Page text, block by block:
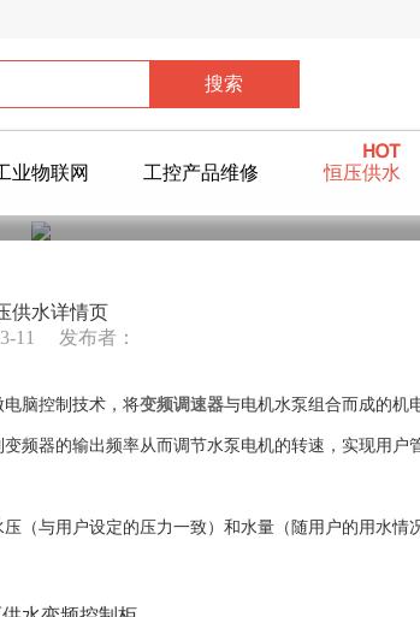
业物联网 工控产品维修 恒压供水
供水详情页
11
发布者：
脑控制技术，将变频调速器与电机水泵组合而成的机
器的输出频率从而调节水泵电机的转速，实现用户
与用户设定的压力一致）和水量（随用户的用水情